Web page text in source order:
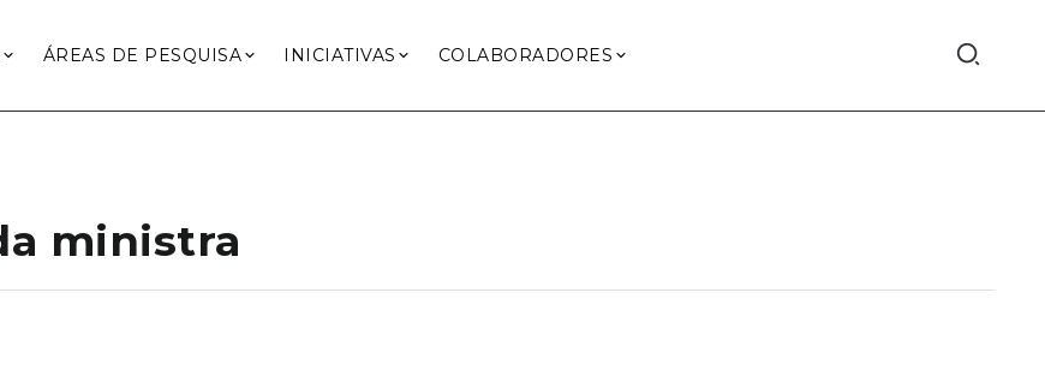
ÁREAS DE PESQUISA INICIATIVAS COLABORADORES
ministra